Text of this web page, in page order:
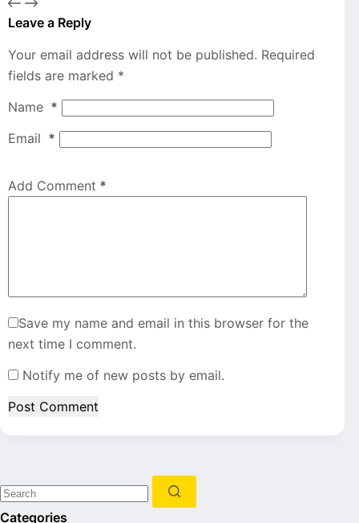
Leave a Reply
Your email address will not be published. Required
fields are marked *
Name *
Email *
Add Comment *
Save my name and email in this browser for the
next time I comment.
Notify me of new posts by email.
Post Comment
No
Categories